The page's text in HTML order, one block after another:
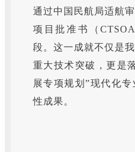
通过中国民航局适航
项目批准书（
段。这一成就不仅是
重大技术突破，更是
展专项规划”现代化
性成果。